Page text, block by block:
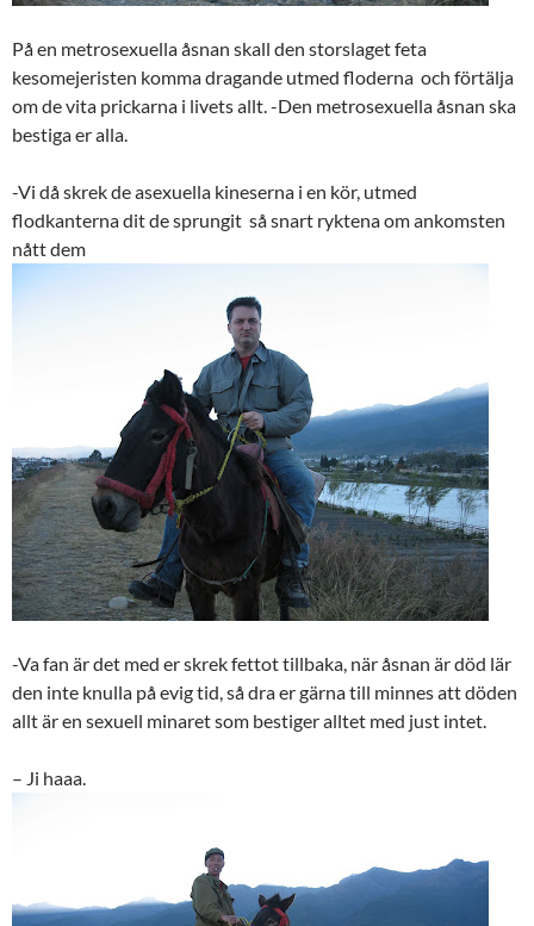
På en metrosexuella åsnan skall den storslaget feta
kesomejeristen komma dragande utmed floderna och förtälja
om de vita prickarna i livets allt. -Den metrosexuella åsnan ska
bestiga er alla.
-Vi då skrek de asexuella kineserna i en kör, utmed
flodkanterna dit de sprungit så snart ryktena om ankomsten
nått dem
-Va fan är det med er skrek fettot tillbaka, när åsnan är död lär
den inte knulla på evig tid, så dra er gärna till minnes att döden
allt är en sexuell minaret som bestiger alltet med just intet.
– Ji haaa.